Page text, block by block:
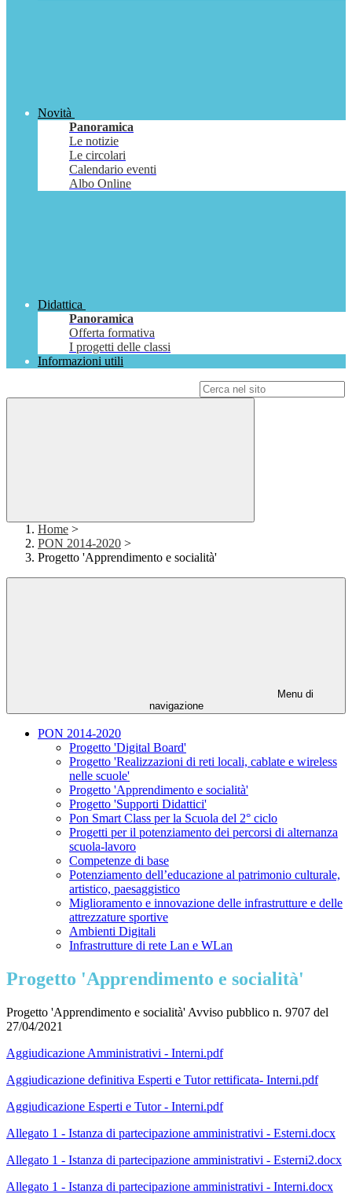
Novità
Panoramica
Le notizie
Le circolari
Calendario eventi
Albo Online
Didattica
Panoramica
Offerta formativa
I progetti delle classi
Informazioni utili
Home >
PON 2014-2020 >
Progetto 'Apprendimento e socialità'
Menu di
navigazione
PON 2014-2020
Progetto 'Digital Board'
Progetto 'Realizzazioni di reti locali, cablate e wireless
nelle scuole'
Progetto 'Apprendimento e socialità'
Progetto 'Supporti Didattici'
Pon Smart Class per la Scuola del 2° ciclo
Progetti per il potenziamento dei percorsi di alternanza
scuola-lavoro
Competenze di base
Potenziamento dell’educazione al patrimonio culturale,
artistico, paesaggistico
Miglioramento e innovazione delle infrastrutture e delle
attrezzature sportive
Ambienti Digitali
Infrastrutture di rete Lan e WLan
Progetto 'Apprendimento e socialità'
Progetto 'Apprendimento e socialità' Avviso pubblico n. 9707 del
27/04/2021
Aggiudicazione Amministrativi - Interni.pdf
Aggiudicazione definitiva Esperti e Tutor rettificata- Interni.pdf
Aggiudicazione Esperti e Tutor - Interni.pdf
Allegato 1 - Istanza di partecipazione amministrativi - Esterni.docx
Allegato 1 - Istanza di partecipazione amministrativi - Esterni2.docx
Allegato 1 - Istanza di partecipazione amministrativi - Interni.docx